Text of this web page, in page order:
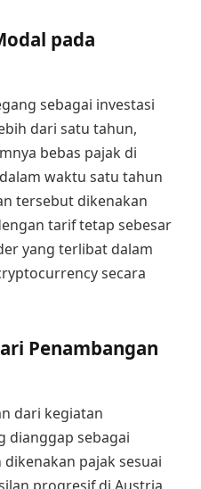
pada
sebagai investasi
dari satu tahun,
bebas pajak di
waktu satu tahun
tersebut dikenakan
tarif tetap sebesar
yang terlibat dalam
secara
Penambangan
dari kegiatan
dianggap sebagai
pajak sesuai